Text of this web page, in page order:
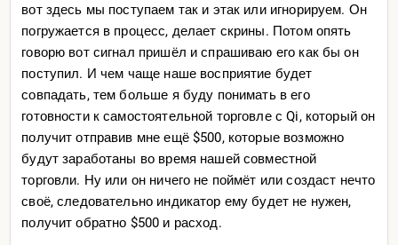
вот здесь мы поступаем так и этак или игнорируем. Он
погружается в процесс, делает скрины. Потом опять
говорю вот сигнал пришёл и спрашиваю его как бы он
поступил. И чем чаще наше восприятие будет
совпадать, тем больше я буду понимать в его
готовности к самостоятельной торговле с Qi, который он
получит отправив мне ещё $500, которые возможно
будут заработаны во время нашей совместной
торговли. Ну или он ничего не поймёт или создаст нечто
своё, следовательно индикатор ему будет не нужен,
получит обратно $500 и расход.